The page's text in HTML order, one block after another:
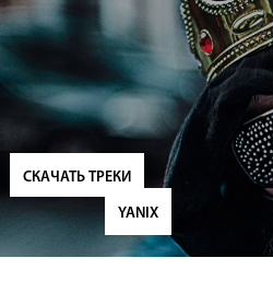
СКАЧАТЬ ТРЕКИ
YANIX